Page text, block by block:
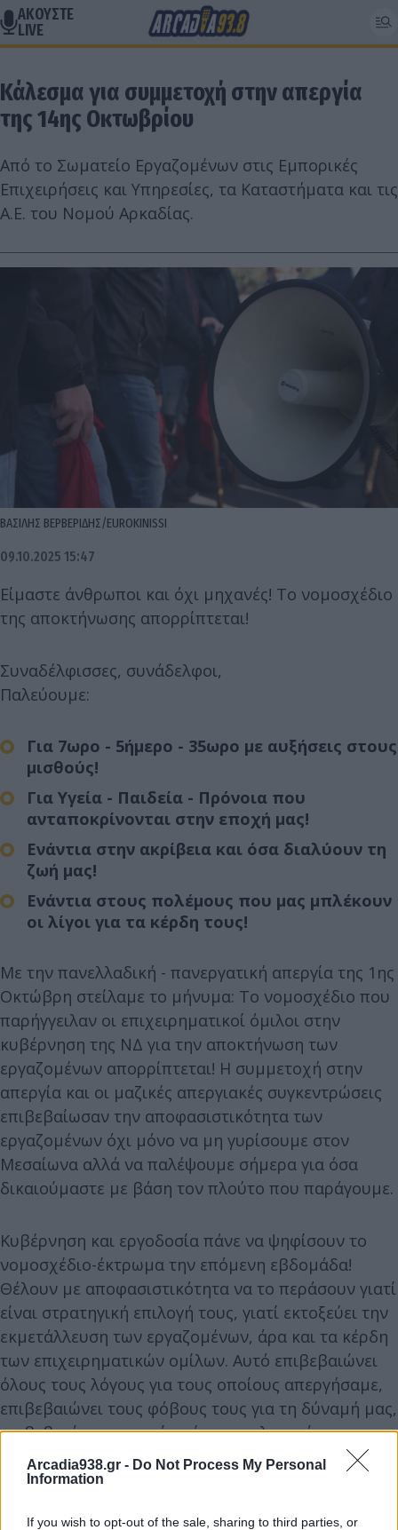
Arcadia938.gr - Do Not Process My Personal
Information
If you wish to opt-out of the sale, sharing to third parties, or
ΑΚΟΥΣΤΕ
LIVE
Κάλεσμα για συμμετοχή στην απεργία
της 14ης Οκτωβρίου
Από το Σωματείο Εργαζομένων στις Εμπορικές
Επιχειρήσεις και Υπηρεσίες, τα Καταστήματα και τις
Α.Ε. του Νομού Αρκαδίας.
ΒΑΣΙΛΗΣ ΒΕΡΒΕΡΙΔΗΣ/EUROKINISSI
09.10.2025 15:47
Είμαστε άνθρωποι και όχι μηχανές! Το νομοσχέδιο
της αποκτήνωσης απορρίπτεται!
Συναδέλφισσες, συνάδελφοι,
Παλεύουμε:
Για 7ωρο - 5ήμερο - 35ωρο με αυξήσεις στους
μισθούς!
Για Υγεία - Παιδεία - Πρόνοια που
ανταποκρίνονται στην εποχή μας!
Ενάντια στην ακρίβεια και όσα διαλύουν τη
ζωή μας!
Ενάντια στους πολέμους που μας μπλέκουν
οι λίγοι για τα κέρδη τους!
Με την πανελλαδική - πανεργατική απεργία της 1ης
Οκτώβρη στείλαμε το μήνυμα: Το νομοσχέδιο που
παρήγγειλαν οι επιχειρηματικοί όμιλοι στην
κυβέρνηση της ΝΔ για την αποκτήνωση των
εργαζομένων απορρίπτεται! Η συμμετοχή στην
απεργία και οι μαζικές απεργιακές συγκεντρώσεις
επιβεβαίωσαν την αποφασιστικότητα των
εργαζομένων όχι μόνο να μη γυρίσουμε στον
Μεσαίωνα αλλά να παλέψουμε σήμερα για όσα
δικαιούμαστε με βάση τον πλούτο που παράγουμε.
Κυβέρνηση και εργοδοσία πάνε να ψηφίσουν το
νομοσχέδιο-έκτρωμα την επόμενη εβδομάδα!
Θέλουν με αποφασιστικότητα να το περάσουν γιατί
είναι στρατηγική επιλογή τους, γιατί εκτοξεύει την
εκμετάλλευση των εργαζομένων, άρα και τα κέρδη
των επιχειρηματικών ομίλων. Αυτό επιβεβαιώνει
όλους τους λόγους για τους οποίους απεργήσαμε,
επιβεβαιώνει τους φόβους τους για τη δύναμή μας,
επιβεβαιώνει το γιατί πρέπει να κλιμακώσουμε.